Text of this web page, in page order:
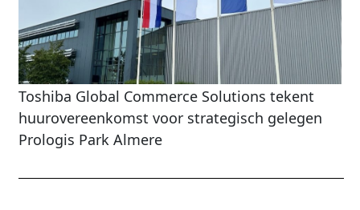
Toshiba Global Commerce Solutions tekent
huurovereenkomst voor strategisch gelegen
Prologis Park Almere